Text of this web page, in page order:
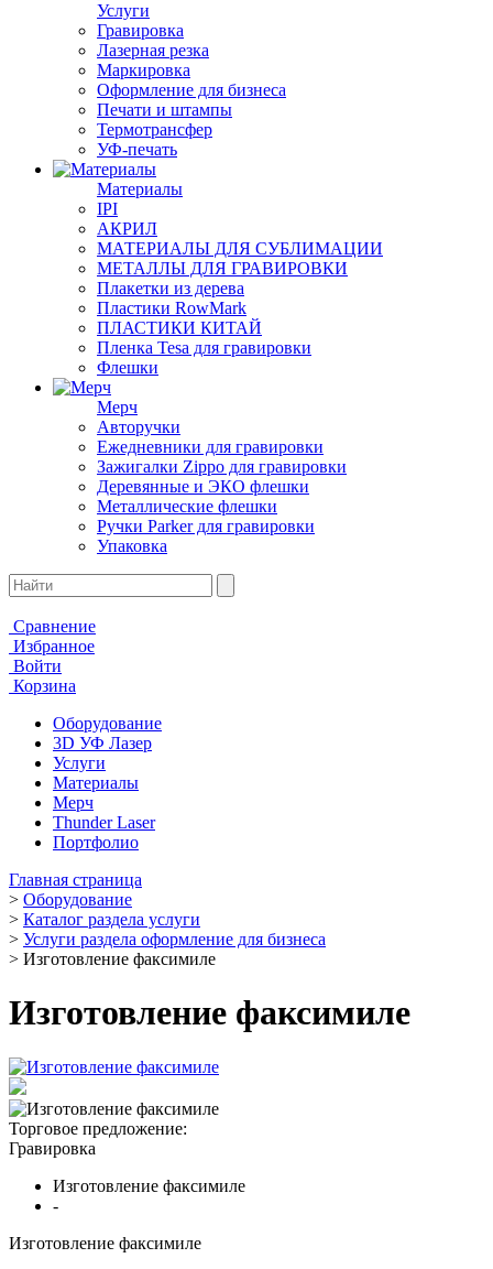
Услуги
Гравировка
Лазерная резка
Маркировка
Оформление для бизнеса
Печати и штампы
Термотрансфер
УФ-печать
Материалы
IPI
АКРИЛ
МАТЕРИАЛЫ ДЛЯ СУБЛИМАЦИИ
МЕТАЛЛЫ ДЛЯ ГРАВИРОВКИ
Плакетки из дерева
Пластики RowMark
ПЛАСТИКИ КИТАЙ
Пленка Tesa для гравировки
Флешки
Мерч
Авторучки
Ежедневники для гравировки
Зажигалки Zippo для гравировки
Деревянные и ЭКО флешки
Металлические флешки
Ручки Parker для гравировки
Упаковка
Сравнение
Избранное
Войти
Корзина
Оборудование
3D УФ Лазер
Услуги
Материалы
Мерч
Thunder Laser
Портфолио
Главная страница
> Оборудование
> Каталог раздела услуги
> Услуги раздела оформление для бизнеса
> Изготовление факсимиле
Изготовление факсимиле
Торговое предложение:
Гравировка
Изготовление факсимиле
-
Изготовление факсимиле